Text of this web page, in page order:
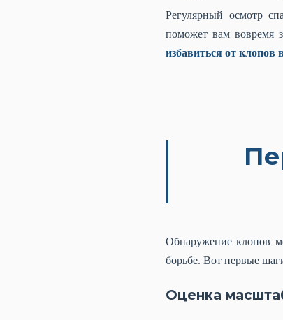
Регулярный осмотр
поможет вам вовремя
избавиться от клопов
Обнаружение клопов
борьбе. Вот первые
Оценка